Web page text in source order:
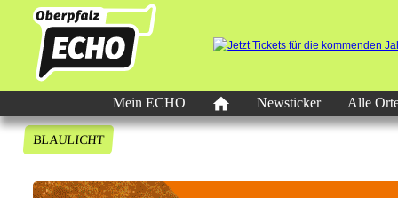
Mein ECHO Newsticker Alle
BLAULICHT